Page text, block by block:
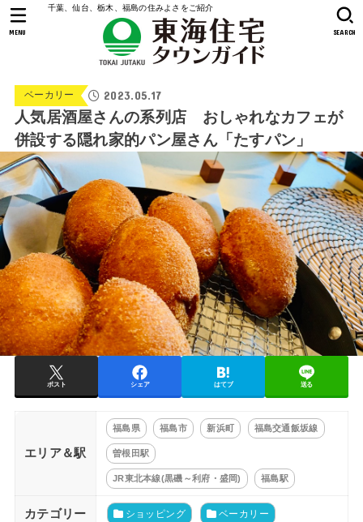
千葉、仙台、栃木、福島の住みよさをご紹介
SEARCH
MENU
ベーカリー 2023.05.17
人気居酒屋さんの系列店 おしゃれなカフェが
併設する隠れ家的パン屋さん「たすパン」
ポスト シェア はてブ 送る
エリア＆駅
福島県 福島市 新浜町 福島交通飯坂線
曽根田駅
JR東北本線(黒磯～利府・盛岡) 福島駅
カテゴリー ショッピング ベーカリー